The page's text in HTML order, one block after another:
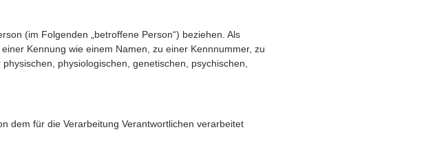
(im Folgenden „betroffene Person“) beziehen. Als
Kennung wie einem Namen, zu einer Kennnummer, zu
physiologischen, genetischen, psychischen,
dem für die Verarbeitung Verantwortlichen verarbeitet